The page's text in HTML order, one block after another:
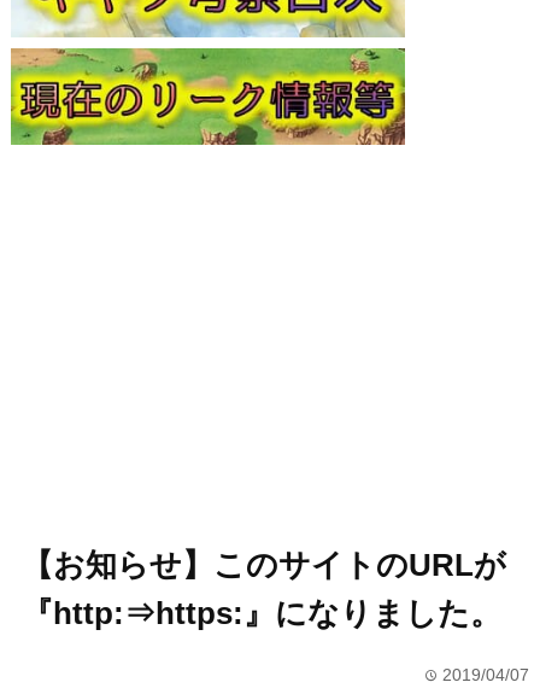
【お知らせ】このサイトのURLが
『http:⇒https:』になりました。
time 2019/04/07